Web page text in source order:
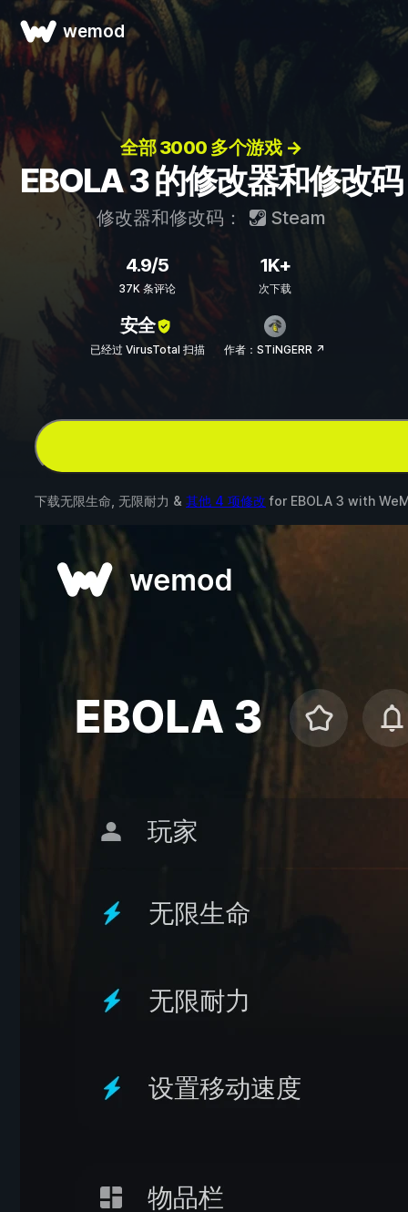
wemod
全部 3000 多个游戏 →
EBOLA 3 的修改器和修改码
修改器和修改码： Steam
4.9/5
37K 条评论
1K+
次下载
安全
已经过 VirusTotal 扫描 作者：STiNGERR ↗
下载无限生命, 无限耐力 & 其他 4 项修改 for EBOLA 3 with